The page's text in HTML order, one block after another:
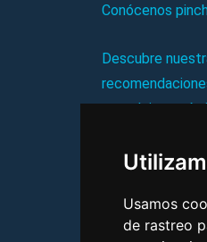
Usamos
de rastreo
Conócenos
Descubre
complejos
viajes, y mucho
MI